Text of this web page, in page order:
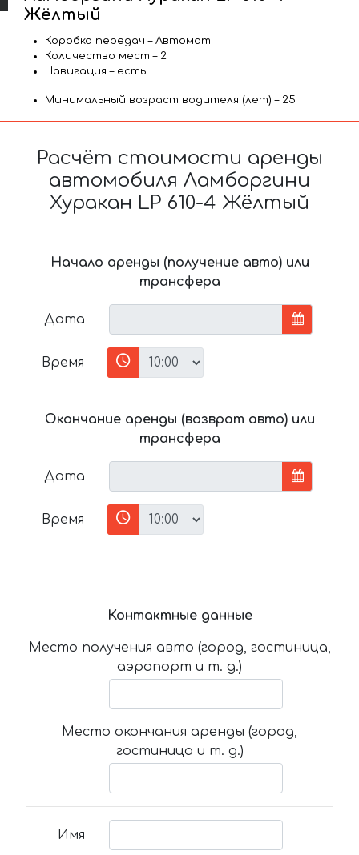
Жёлтый
Коробка передач – Автомат
Количество мест – 2
Навигация – есть
Минимальный возраст водителя (лет) – 25
Расчёт стоимости аренды
автомобиля Ламборгини
Хуракан LP 610-4 Жёлтый
Начало аренды (получение авто) или
трансфера
Дата
Время
Окончание аренды (возврат авто) или
трансфера
Дата
Время
Контактные данные
Место получения авто (город, гостиница,
аэропорт и т. д.)
Место окончания аренды (город,
гостиница и т. д.)
Имя